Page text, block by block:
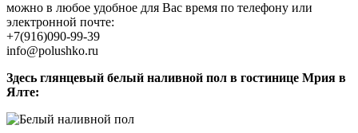
можно в любое удобное для Вас время по телефону или
электронной почте:
+7(916)090-99-39
info@polushko.ru
Здесь глянцевый белый наливной пол в гостинице Мрия в
Ялте: